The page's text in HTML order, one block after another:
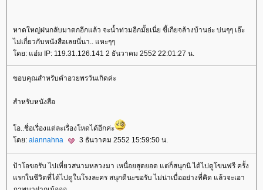
หาดใหญ่ฝนกลับมาตกอีกแล้ว จะน้ำท่วมอีกมั้ยเนี่ย ขี้เกียจล้างบ้านอ่ะ บ่นๆๆ เอ๊ะ
ไม่เกี่ยวกับหนังสือเลยนี่นา.. แหะๆๆ
ดย: แอ๋ม IP: 119.31.126.141 2 ธันวาคม 2552 22:01:27 น.
ขอบคุณสำหรับคำอวยพรวันเกิดค่ะ
สำหรับหนังสือ
อ..ชื่อเรื่องแต่ละเรื่องโหดได้อีกค่ะ
ดย: aiannahna 3 ธันวาคม 2552 15:59:50 น.
ป้าโอขอรับ ไปเที่ยวสนามหลวงมา เหนื่อยสุดยอด แต่ก็สนุกนิ ได้ไปดูโขนฟรี ครั้ง
รกในชีวิตที่ได้ไปดูในโรงละคร สนุกดีนะขอรับ ไม่น่าเบื่ออย่างที่คิด แล้วจะเอา